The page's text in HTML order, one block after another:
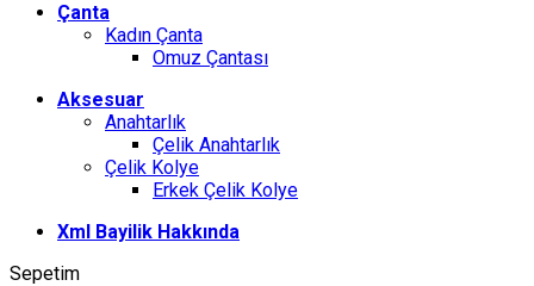
Çanta
Kadın Çanta
Omuz Çantası
Aksesuar
Anahtarlık
Çelik Anahtarlık
Çelik Kolye
Erkek Çelik Kolye
Xml Bayilik Hakkında
Sepetim